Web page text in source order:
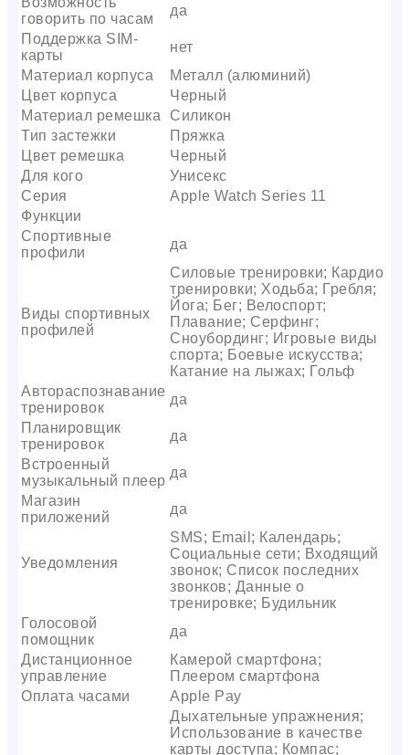
говорить по часам
да
Поддержка SIM-
карты
нет
Материал корпуса
Металл (алюминий)
Цвет корпуса
Черный
Материал ремешка
Силикон
Тип застежки
Пряжка
Цвет ремешка
Черный
Для кого
Унисекс
Серия
Apple Watch Series 11
Функции
Спортивные
профили
да
Виды спортивных
профилей
Силовые тренировки; Кардио
тренировки; Ходьба; Гребля;
Йога; Бег; Велоспорт;
Плавание; Серфинг;
Сноубординг; Игровые виды
спорта; Боевые искусства;
Катание на лыжах; Гольф
Автораспознавание
тренировок
да
Планировщик
тренировок
да
Встроенный
музыкальный плеер
да
Магазин
приложений
да
Уведомления
SMS; Email; Календарь;
Социальные сети; Входящий
звонок; Список последних
звонков; Данные о
тренировке; Будильник
Голосовой
помощник
да
Дистанционное
управление
Камерой смартфона;
Плеером смартфона
Оплата часами
Apple Pay
Дыхательные упражнения;
Использование в качестве
карты доступа; Компас;